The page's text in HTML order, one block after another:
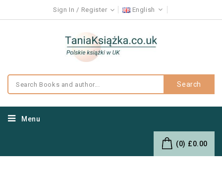
Sign In Register English
Search
Menu
(0) £0.00